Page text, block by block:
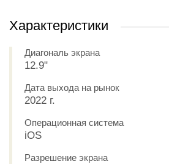
Характеристики
Диагональ экрана
12.9"
Дата выхода на рынок
2022 г.
Операционная система
iOS
Разрешение экрана